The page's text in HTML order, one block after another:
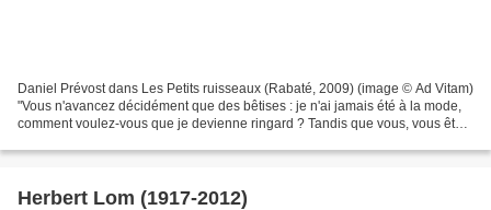
Daniel Prévost dans Les Petits ruisseaux (Rabaté, 2009) (image © Ad Vitam)
"Vous n'avancez décidément que des bêtises : je n'ai jamais été à la mode,
comment voulez-vous que je devienne ringard ? Tandis que vous, vous êtes
Herbert Lom (1917-2012)